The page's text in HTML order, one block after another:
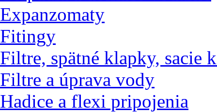
Expanzomaty
Fitingy
Filtre, spätné klapky, sacie
Filtre a úprava vody
Hadice a flexi pripojenia